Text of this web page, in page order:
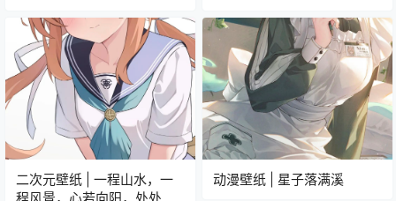
二次元壁纸 | 一程山水，一
动漫壁纸 | 星子落满溪